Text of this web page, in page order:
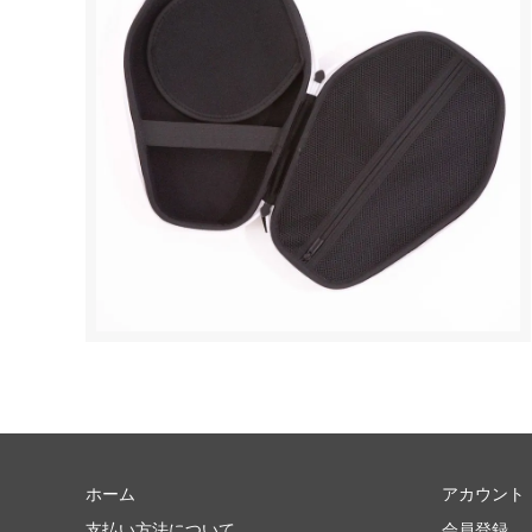
ホーム
アカウント